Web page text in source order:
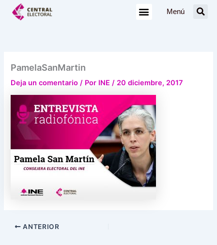
Menú
PamelaSanMartin
Deja un comentario / Por INE/ 20 diciembre, 2017
ANTERIOR